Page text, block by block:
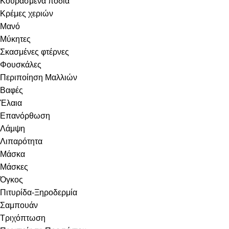
Κρέμες χεριών
Μανό
Μύκητες
Σκασμένες φτέρνες
Φουσκάλες
Περιποίηση Μαλλιών
Βαφές
Έλαια
Επανόρθωση
Λάμψη
Λιπαρότητα
Μάσκα
Μάσκες
Όγκος
Πιτυρίδα-Ξηροδερμία
Σαμπουάν
Τριχόπτωση